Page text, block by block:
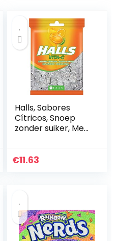
Halls, Sabores
Cítricos, Snoep
zonder suiker, Met
€11.63